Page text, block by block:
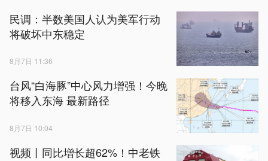
民调：半数美国人认为美军行动
将破坏中东稳定
8月7日 11:36
台风“白海豚”中心风力增强！今晚
将移入东海 最新路径
8月7日 10:04
视频丨同比增长超62%！中老铁